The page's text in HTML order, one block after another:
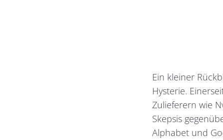
Ein kleiner
Hysterie.
Zulieferern wie
Skepsis
Alphabet und